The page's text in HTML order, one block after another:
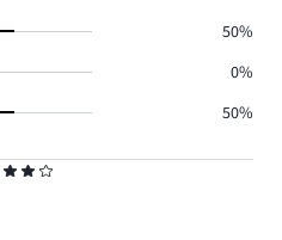
50%
0%
50%